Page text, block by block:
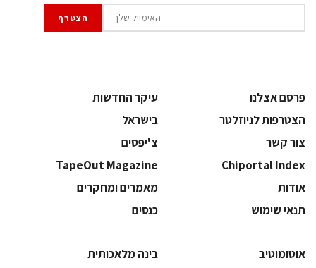
פרסם אצלנו
עיקר החדשות
הצטרפות לניוזלטר
בישראל
צור קשר
צ'יפסים
Chiportal Index
TapeOut Magazine
אודות
מאמרים ומחקרים
תנאי שימוש
כנסים
אוטומוטיב
בינה מלאכותית